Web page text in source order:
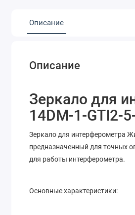
Описание
Описание
Зеркало для
14DM-1-GTI2-
Зеркало для интерферометра
предназначенный для точных
для работы интерферометра.
Основные характеристики: